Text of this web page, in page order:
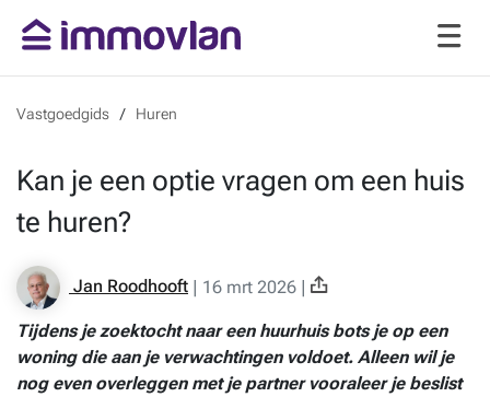
Vastgoedgids Huren
Kan je een optie vragen om een huis
te huren?
Jan Roodhooft | 16 mrt 2026 |
Tijdens je zoektocht naar een huurhuis bots je op een
woning die aan je verwachtingen voldoet. Alleen wil je
nog even overleggen met je partner vooraleer je beslist